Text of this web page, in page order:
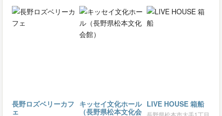
長野ロズベリーカフ
ェ
キッセイ文化ホール
（長野県松本文化会
LIVE HOUSE 箱船
長野県松本市大手1丁目